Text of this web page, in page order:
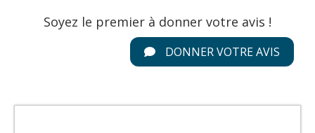
Soyez le premier à donner votre avis !
DONNER VOTRE AVIS